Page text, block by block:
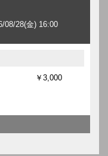
08/28(金) 16:00
￥3,000